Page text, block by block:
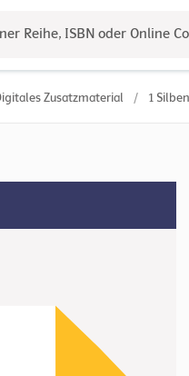
Reihe, ISBN oder Online
Zusatzmaterial / 1